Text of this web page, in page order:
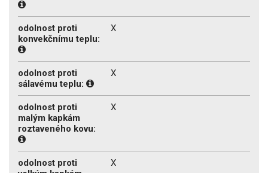
odolnost proti
konvekčnímu teplu:
X
odolnost proti
sálavému teplu:
X
odolnost proti
malým kapkám
roztaveného kovu:
X
odolnost proti
X